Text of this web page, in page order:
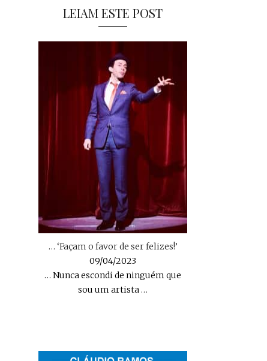
LEIAM ESTE POST
… ‘Façam o favor de ser felizes!’
09/04/2023
… Nunca escondi de ninguém que
sou um artista…